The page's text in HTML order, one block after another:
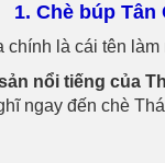
1. Chè búp
chính là cái tên
nổi tiếng của
ngay đến chè